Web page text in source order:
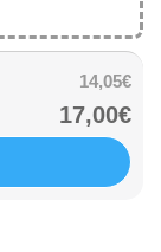
14,05€
17,00€